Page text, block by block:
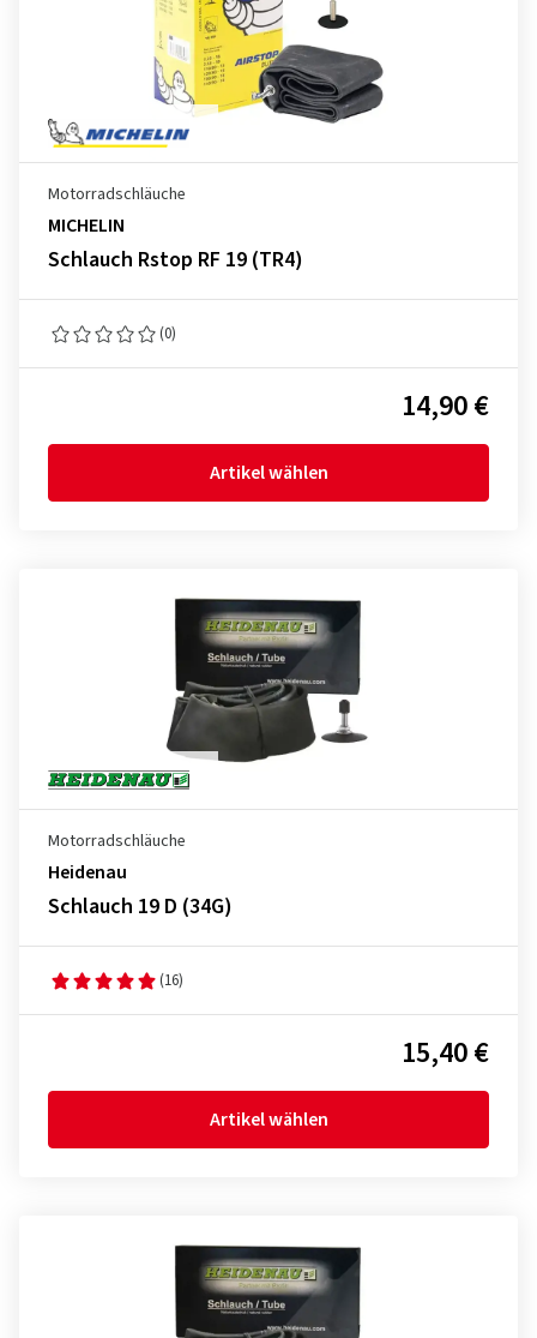
Motorradschläuche
MICHELIN
Schlauch Rstop RF 19 (TR4)
(0)
14,90 €
Artikel wählen
Motorradschläuche
Heidenau
Schlauch 19 D (34G)
(16)
15,40 €
Artikel wählen